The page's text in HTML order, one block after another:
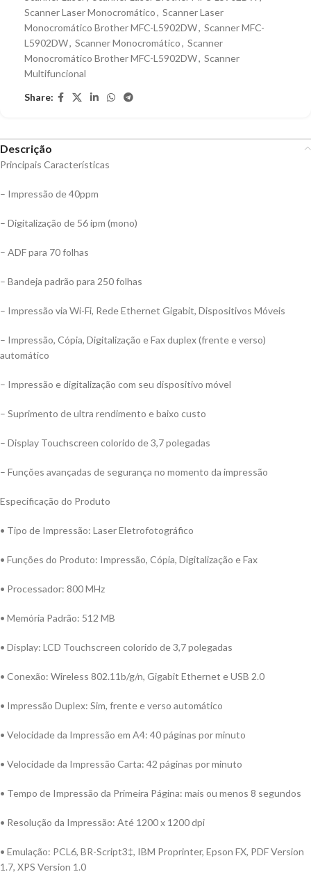
Scanner Laser Monocromático, Scanner Laser
Monocromático Brother MFC-L5902DW, Scanner MFC-
L5902DW, Scanner Monocromático, Scanner
Monocromático Brother MFC-L5902DW, Scanner
Multifuncional
Share:
Descrição
Principais Características
– Impressão de 40ppm
– Digitalização de 56 ipm (mono)
– ADF para 70 folhas
– Bandeja padrão para 250 folhas
– Impressão via Wi-Fi, Rede Ethernet Gigabit, Dispositivos Móveis
– Impressão, Cópia, Digitalização e Fax duplex (frente e verso)
automático
– Impressão e digitalização com seu dispositivo móvel
– Suprimento de ultra rendimento e baixo custo
– Display Touchscreen colorido de 3,7 polegadas
– Funções avançadas de segurança no momento da impressão
Especificação do Produto
• Tipo de Impressão: Laser Eletrofotográfico
• Funções do Produto: Impressão, Cópia, Digitalização e Fax
• Processador: 800 MHz
• Memória Padrão: 512 MB
• Display: LCD Touchscreen colorido de 3,7 polegadas
• Conexão: Wireless 802.11b/g/n, Gigabit Ethernet e USB 2.0
• Impressão Duplex: Sim, frente e verso automático
• Velocidade da Impressão em A4: 40 páginas por minuto
• Velocidade da Impressão Carta: 42 páginas por minuto
• Tempo de Impressão da Primeira Página: mais ou menos 8 segundos
• Resolução da Impressão: Até 1200 x 1200 dpi
• Emulação: PCL6, BR-Script3‡, IBM Proprinter, Epson FX, PDF Version
1.7, XPS Version 1.0